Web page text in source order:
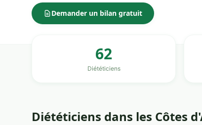
Demander un bilan gratuit
62
Diététiciens
Diététiciens dans les Côtes